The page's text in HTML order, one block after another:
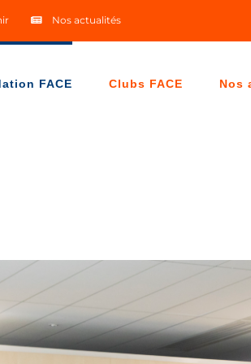
Nos actualités
FACE Clubs FACE Nos